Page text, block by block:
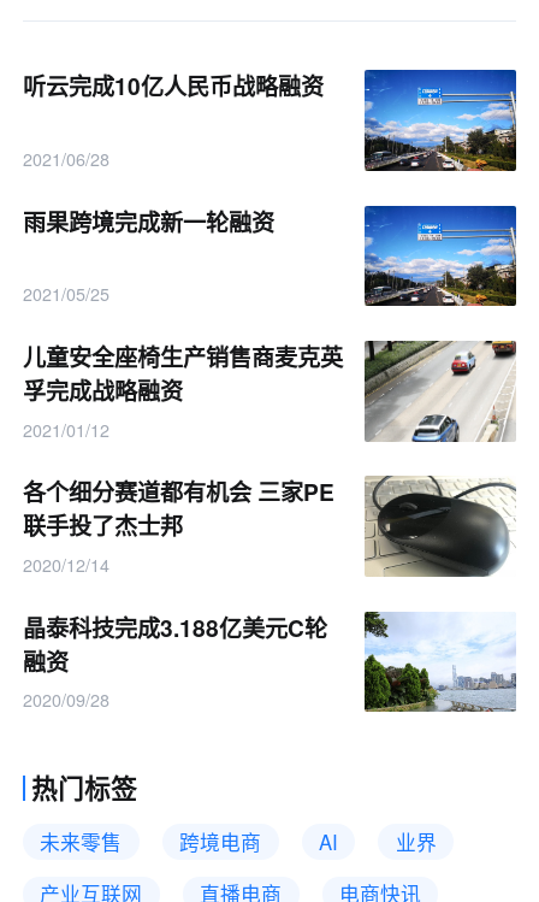
听云完成10亿人民币战略融资
2021/06/28
雨果跨境完成新一轮融资
2021/05/25
儿童安全座椅生产销售商麦克英
孚完成战略融资
2021/01/12
各个细分赛道都有机会 三家PE
联手投了杰士邦
2020/12/14
晶泰科技完成3.188亿美元C轮
融资
2020/09/28
热门标签
未来零售 跨境电商 AI
业界
产业互联网
直播电商
电商快讯